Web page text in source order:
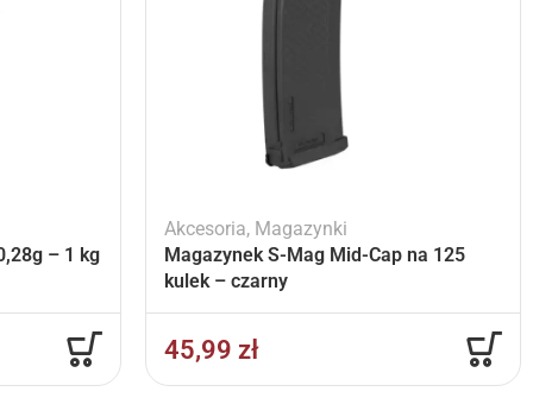
– 1 kg
Akcesoria, Magazynki
Magazynek S-Mag Mid-Cap na 125
kulek – czarny
45,99 zł